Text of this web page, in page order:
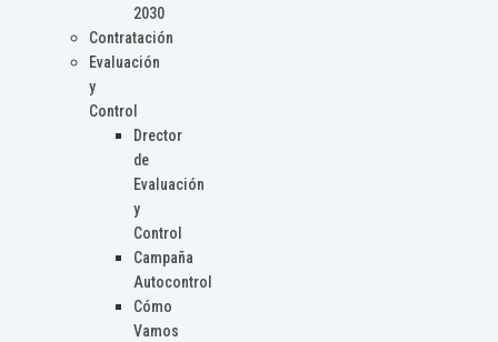
2030
Contratación
Evaluación
y
Control
Drector
de
Evaluación
y
Control
Campaña
Autocontrol
Cómo
Vamos